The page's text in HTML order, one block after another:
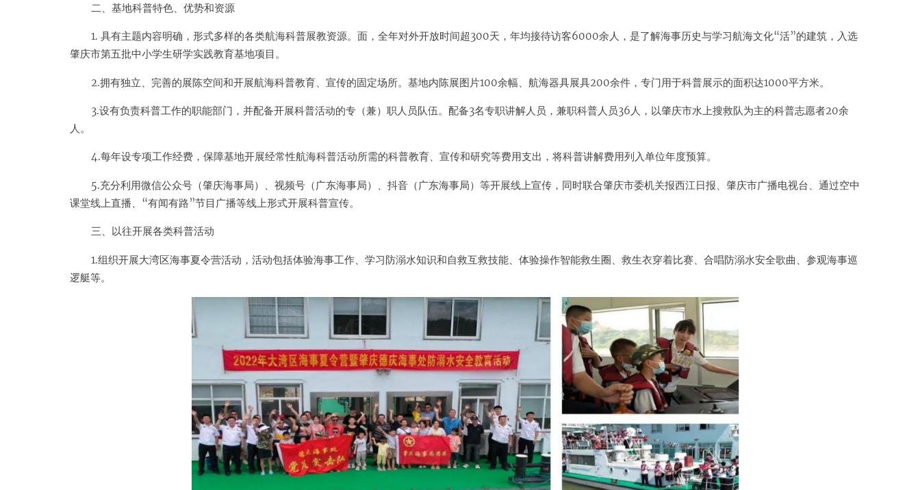
二、基地科普特色、优势和资源
1. 具有主题内容明确，形式多样的各类航海科普展教资源。面，全年对外开放时间超300天，年均接待访客6000余人，是了解海事历史与学习航海文化“活”的建筑，入选
肇庆市第五批中小学生研学实践教育基地项目。
2.拥有独立、完善的展陈空间和开展航海科普教育、宣传的固定场所。基地内陈展图片100余幅、航海器具展具200余件，专门用于科普展示的面积达1000平方米。
3.设有负责科普工作的职能部门，并配备开展科普活动的专（兼）职人员队伍。配备3名专职讲解人员，兼职科普人员36人，以肇庆市水上搜救队为主的科普志愿者20余
人。
4.每年设专项工作经费，保障基地开展经常性航海科普活动所需的科普教育、宣传和研究等费用支出，将科普讲解费用列入单位年度预算。
5.充分利用微信公众号（肇庆海事局）、视频号（广东海事局）、抖音（广东海事局）等开展线上宣传，同时联合肇庆市委机关报西江日报、肇庆市广播电视台、通过空中
课堂线上直播、“有闻有路”节目广播等线上形式开展科普宣传。
三、以往开展各类科普活动
1.组织开展大湾区海事夏令营活动，活动包括体验海事工作、学习防溺水知识和自救互救技能、体验操作智能救生圈、救生衣穿着比赛、合唱防溺水安全歌曲、参观海事巡
逻艇等。